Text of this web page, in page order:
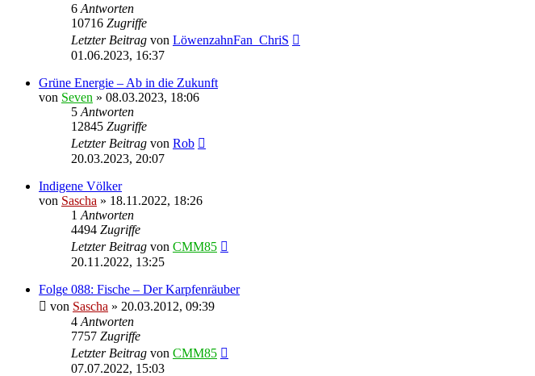
6 Antworten
10716 Zugriffe
Letzter Beitrag von LöwenzahnFan_ChriS
01.06.2023, 16:37
Grüne Energie – Ab in die Zukunft
von Seven » 08.03.2023, 18:06
5 Antworten
12845 Zugriffe
Letzter Beitrag von Rob
20.03.2023, 20:07
Indigene Völker
von Sascha » 18.11.2022, 18:26
1 Antworten
4494 Zugriffe
Letzter Beitrag von CMM85
20.11.2022, 13:25
Folge 088: Fische – Der Karpfenräuber
von Sascha » 20.03.2012, 09:39
4 Antworten
7757 Zugriffe
Letzter Beitrag von CMM85
07.07.2022, 15:03